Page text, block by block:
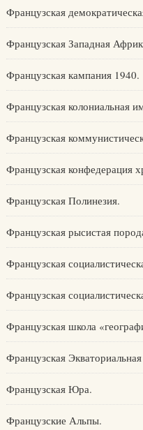
Французская
Французская Западная
Французская кампания 1940.
Французская колониальная
Французская
Французская конфедерация
Французская Полинезия.
Французская рысистая
Французская
Французская
Французская школа
Французская
Французская Юра.
Французские Альпы.